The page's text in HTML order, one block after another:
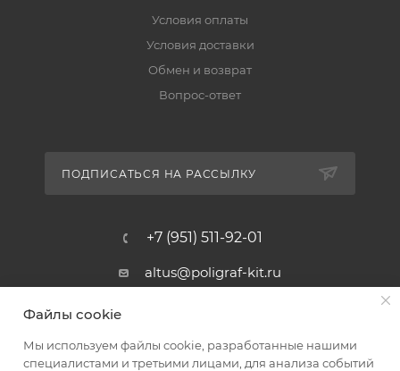
Условия оплаты
Условия доставки
Обмен и возврат
Вопрос-ответ
ПОДПИСАТЬСЯ НА РАССЫЛКУ
+7 (951) 511-92-01
altus@poligraf-kit.ru
Магазин-склад ТЦ "Альтус"
пос. Янтарный, Малое Зеленое
Кольцо, 3, ТЦ "Альтус" 1 этаж
Файлы cookie
Мы используем файлы cookie, разработанные нашими
специалистами и третьими лицами, для анализа событий